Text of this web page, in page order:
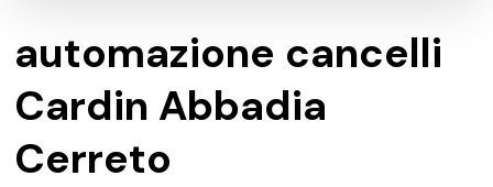
automazione cancelli
Cardin Abbadia
Cerreto